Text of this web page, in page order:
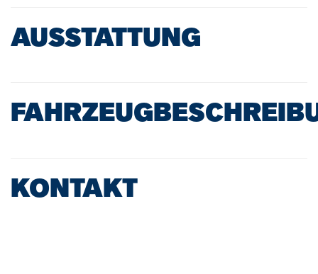
AUSSTATTUNG
KONTAKT